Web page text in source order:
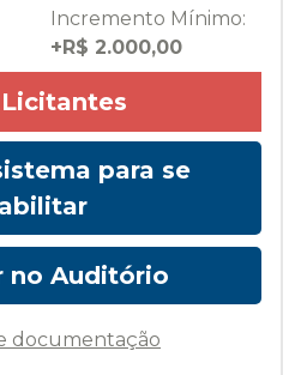
Incremento Mínimo:
+R$ 2.000,00
para se
no Auditório
documentação